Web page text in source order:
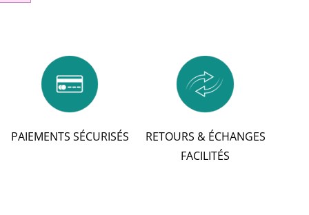
PAIEMENTS SÉCURISÉS
RETOURS & ÉCHANGES
FACILITÉS